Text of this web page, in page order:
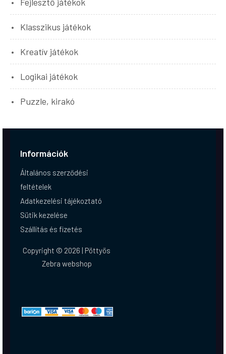
Klasszikus játékok
Kreatív játékok
Logikai játékok
Puzzle, kirakó
Információk
Általános szerződési
feltételek
Adatkezelési tájékoztató
Sütik kezelése
Szállítás és fizetés
Copyright © 2026 | Pöttyös
Zebra webshop